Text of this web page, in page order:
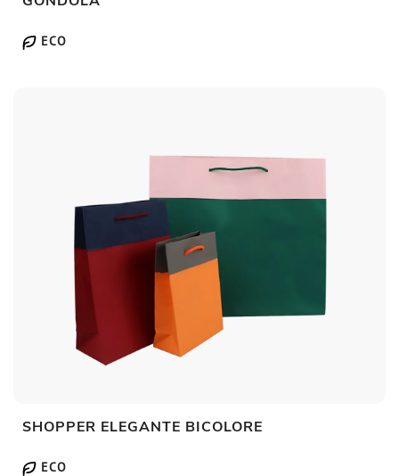
ECO
SHOPPER ELEGANTE BICOLORE
ECO